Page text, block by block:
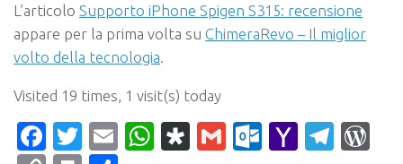
L’articolo Supporto iPhone Spigen S315: recensione
appare per la prima volta su ChimeraRevo – Il miglior
volto della tecnologia.
Visited 19 times, 1 visit(s) today
Facebook
Twitter
EmailWhatsApp
Diaspora
Gmail Yahoo